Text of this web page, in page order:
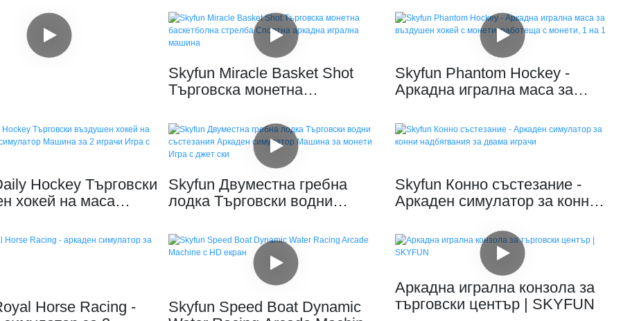
Skyfun Miracle Basket Shot
Търговска монетна
аркадна игрална машина
Skyfun Phantom Hockey -
Аркадна игрална маса за
работеща с монети, 1 на 1
Hockey Търговски
хокей на маса
Игра с монети
Skyfun Двуместна гребна
лодка Търговски водни
симулатор Машина за монети
Игра с джет ски
Skyfun Конно състезание -
Аркаден симулатор за конни
Horse Racing -
Skyfun Speed ​​Boat Dynamic
Аркадна игрална конзола за
търговски център | SKYFUN